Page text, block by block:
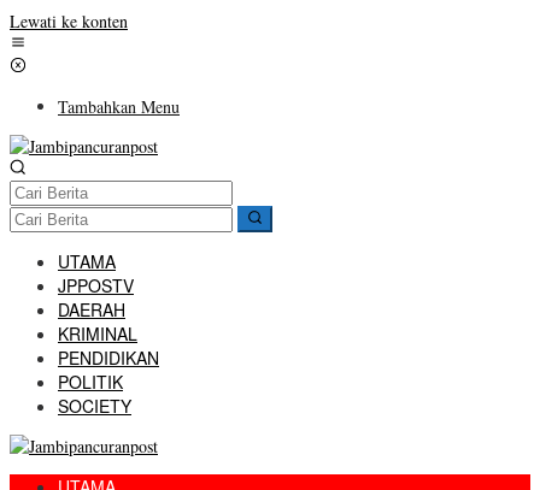
Lewati ke konten
Tambahkan Menu
UTAMA
JPPOSTV
DAERAH
KRIMINAL
PENDIDIKAN
POLITIK
SOCIETY